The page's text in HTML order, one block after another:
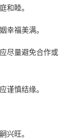
和睦。
幸福美满。
尽量避免合作或
谨慎结缘。
兴旺。